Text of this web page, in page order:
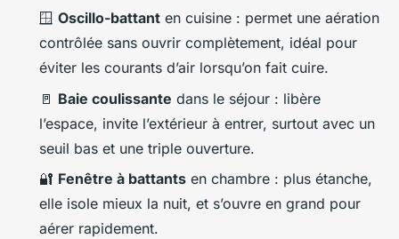
🪟 Oscillo-battant en cuisine : permet une aération
contrôlée sans ouvrir complètement, idéal pour
éviter les courants d’air lorsqu’on fait cuire.
🚪 Baie coulissante dans le séjour : libère
l’espace, invite l’extérieur à entrer, surtout avec un
seuil bas et une triple ouverture.
🔐 Fenêtre à battants en chambre : plus étanche,
elle isole mieux la nuit, et s’ouvre en grand pour
aérer rapidement.